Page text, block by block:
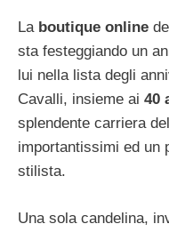
La boutique online
sta festeggiando un
lui nella lista degli
Cavalli, insieme ai 40
splendente carriera
importantissimi ed un
stilista.
Una sola candelina,